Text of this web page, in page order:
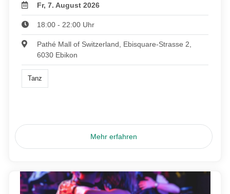
Fr, 7. August 2026
18:00 - 22:00 Uhr
Pathé Mall of Switzerland, Ebisquare-Strasse 2,
6030 Ebikon
Tanz
Mehr erfahren